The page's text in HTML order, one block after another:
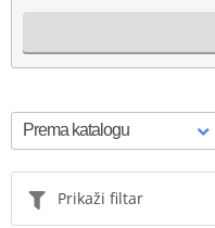
Prikaži filtar